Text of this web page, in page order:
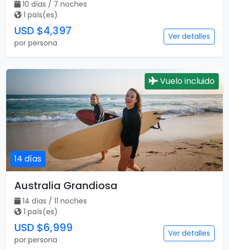
10 días / 7 noches
1 país(es)
USD $4,397
por persona
Ver detalles
14 días
Vuelo incluido
Australia Grandiosa
14 días / 11 noches
1 país(es)
USD $6,999
por persona
Ver detalles